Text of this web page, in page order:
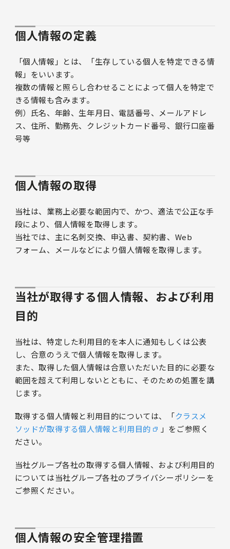
個人情報の定義
「個人情報」とは、「生存している個人を特定できる情
報」をいいます。
複数の情報と照らし合わせることによって個人を特定で
きる情報も含みます。
例）氏名、年齢、生年月日、電話番号、メールアドレ
ス、住所、勤務先、クレジットカード番号、銀行口座番
号等
個人情報の取得
当社は、業務上必要な範囲内で、かつ、適法で公正な手
段により、個人情報を取得します。
当社では、主に名刺交換、申込書、契約書、Web
フォーム、メールなどにより個人情報を取得します。
当社が取得する個人情報、および利用
目的
当社は、特定した利用目的を本人に通知もしくは公表
し、合意のうえで個人情報を取得します。
また、取得した個人情報は合意いただいた目的に必要な
範囲を超えて利用しないとともに、そのための処置を講
じます。
取得する個人情報と利用目的については、「クラスメ
ソッドが取得する個人情報と利用目的
」をご参照く
ださい。
当社グループ各社の取得する個人情報、および利用目的
については当社グループ各社のプライバシーポリシーを
ご参照ください。
個人情報の安全管理措置